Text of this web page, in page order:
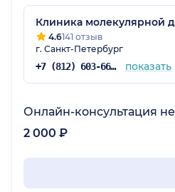
Клиника молекулярной
4.6141 отзыв
г. Санкт-Петербург
+7 (812) 603-66-04 показать
Онлайн-консультация
2 000 ₽